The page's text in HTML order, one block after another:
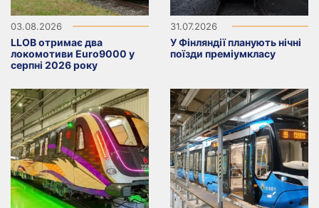
03.08.2026
LLOB отримає два
локомотиви Euro9000 у
серпні 2026 року
31.07.2026
У Фінляндії планують нічні
поїзди преміумкласу